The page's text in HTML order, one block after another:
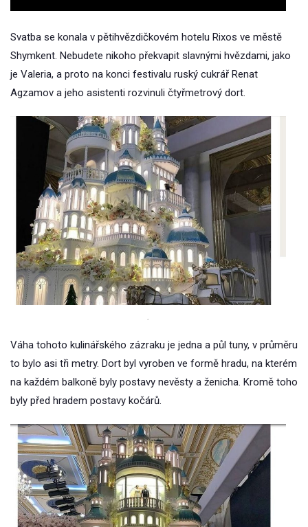
Svatba se konala v pětihvězdičkovém hotelu Rixos ve městě
Shymkent. Nebudete nikoho překvapit slavnými hvězdami, jako
je Valeria, a proto na konci festivalu ruský cukrář Renat
Agzamov a jeho asistenti rozvinuli čtyřmetrový dort.
Váha tohoto kulinářského zázraku je jedna a půl tuny, v průměru
to bylo asi tři metry. Dort byl vyroben ve formě hradu, na kterém
na každém balkoně byly postavy nevěsty a ženicha. Kromě toho
byly před hradem postavy kočárů.